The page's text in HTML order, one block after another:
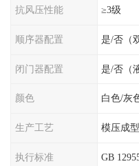
抗风压性能 ≥3级
顺序器配置 是/否（
闭门器配置 是/否（
颜色 白色/灰
生产工艺 模压成
执行标准 GB